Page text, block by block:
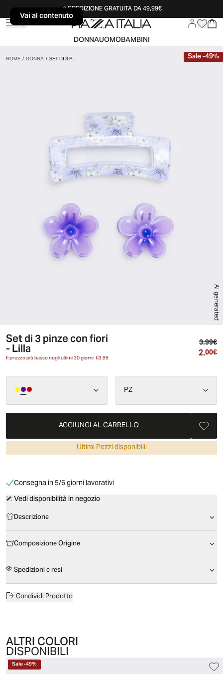
Vai al contenutoSPEDIZIONE GRATUITA DA 49,99€
DONNAUOMOBAMBINI
HOME/DONNA/SET DI 3 P...
AI generated
Sale-49%
Set di 3 pinze con fiori
- Lilla
Il prezzo più basso negli ultimi 30 giorni€3.99
3.99€
2.00€
PZ
AGGIUNGI AL CARRELLO
Ultimi Pezzi disponibili!
Consegna in 5/6 giorni lavorativi
Vedi disponibilità in negozio
Descrizione
Composizione Origine
Spedizioni e resi
Condividi Prodotto
ALTRI COLORI
DISPONIBILI
Sale-49%
Vai al contenuto